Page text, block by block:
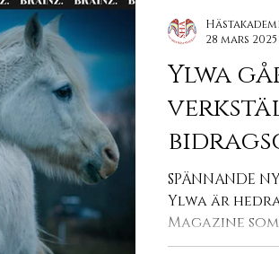
VD har ordet
Ylwa
SPÄNNANDE
Ylwa är
Magazine
28 mars 2025